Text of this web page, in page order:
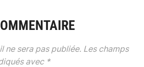
ne sera pas publiée. Les champs
avec *